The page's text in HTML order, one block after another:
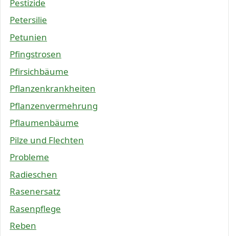
Pestizide
Petersilie
Petunien
Pfingstrosen
Pfirsichbäume
Pflanzenkrankheiten
Pflanzenvermehrung
Pflaumenbäume
Pilze und Flechten
Probleme
Radieschen
Rasenersatz
Rasenpflege
Reben